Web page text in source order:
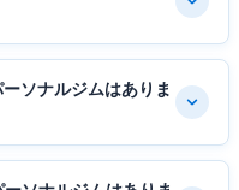
ソナルジムはありま